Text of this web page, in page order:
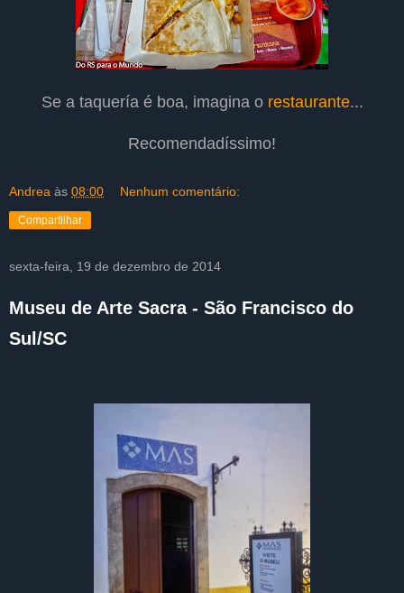
Se a taquería é boa, imagina o restaurante...
Recomendadíssimo!
Andrea às 08:00 Nenhum comentário:
Compartilhar
sexta-feira, 19 de dezembro de 2014
Museu de Arte Sacra - São Francisco do
Sul/SC